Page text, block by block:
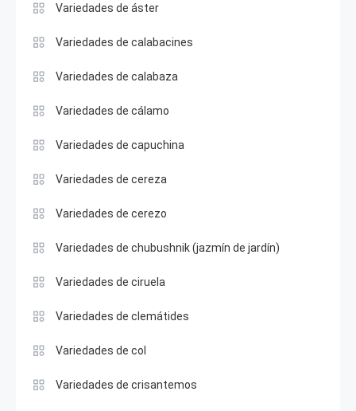
Variedades de áster
Variedades de calabacines
Variedades de calabaza
Variedades de cálamo
Variedades de capuchina
Variedades de cereza
Variedades de cerezo
Variedades de chubushnik (jazmín de jardín)
Variedades de ciruela
Variedades de clemátides
Variedades de col
Variedades de crisantemos